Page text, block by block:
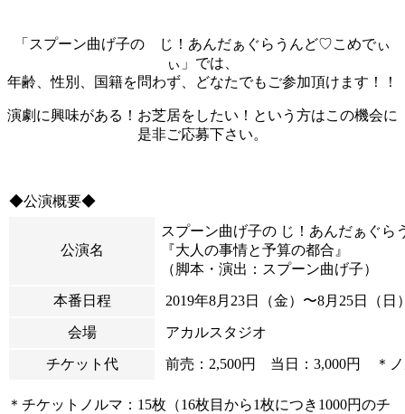
「スプーン曲げ子の じ！あんだぁぐらうんど♡こめでぃ
ぃ」では、
年齢、性別、国籍を問わず、どなたでもご参加頂けます！！
演劇に興味がある！お芝居をしたい！という方はこの機会に
是非ご応募下さい。
◆公演概要◆
公演名
スプーン曲げ子の じ！あんだぁぐ
『大人の事情と予算の都合』
（脚本・演出：スプーン曲げ子）
本番日程 2019年8月23日（金）〜8月25日（日
会場 アカルスタジオ
チケット代 前売：2,500円 当日：3,000円 ＊ノ
＊チケットノルマ：15枚（16枚目から1枚につき1000円のチ